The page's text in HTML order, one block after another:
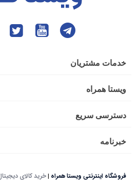
خدمات مشتریان
ویستا همراه
دسترسی سریع
خبرنامه
فروشگاه اینترنتی ویستا همراه |خرید کالای